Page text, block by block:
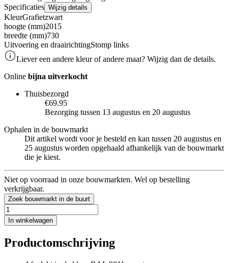
Specificaties Wijzig details
KleurGrafietzwart
hoogte (mm)2015
breedte (mm)730
Uitvoering en draairichtingStomp links
Liever een andere kleur of andere maat? Wijzig dan de details.
Online bijna uitverkocht
Thuisbezorgd
€69.95
Bezorging tussen 13 augustus en 20 augustus
Ophalen in de bouwmarkt
Dit artikel wordt voor je besteld en kan tussen 20 augustus en
25 augustus worden opgehaald afhankelijk van de bouwmarkt
die je kiest.
Niet op voorraad in onze bouwmarkten. Wel op bestelling
verkrijgbaar.
Zoek bouwmarkt in de buurt
In winkelwagen
Productomschrijving